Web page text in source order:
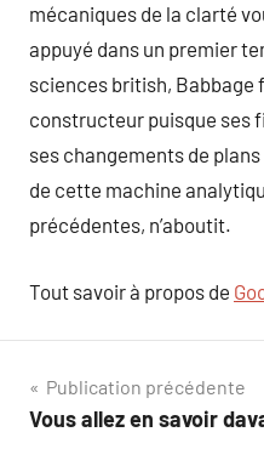
mécaniques de la clarté
appuyé dans un premier
sciences british, Babbage
constructeur puisque ses
ses changements de
de cette machine
précédentes, n’aboutit.
Tout savoir à propos de
Navigation
de
Publication précédente
Vous allez en savoir